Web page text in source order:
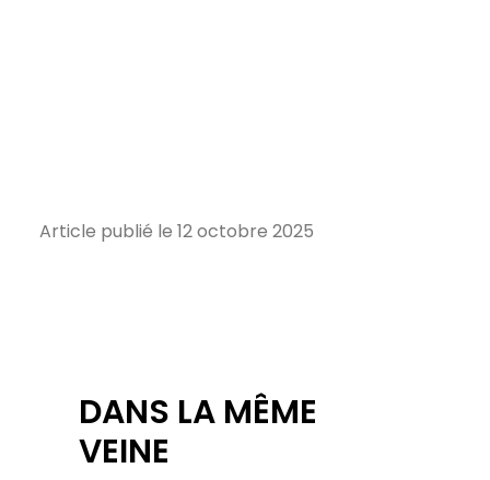
Article publié le 12 octobre 2025
DANS LA MÊME
VEINE